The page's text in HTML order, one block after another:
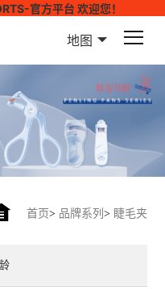
官方平台 欢迎您！
地图
首页> 品牌系列 > 睫毛夹